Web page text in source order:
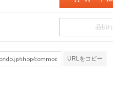
品切れ
URLをコピー